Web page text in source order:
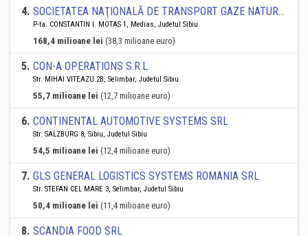
4. SOCIETATEA NAŢIONALĂ DE TRANSPORT GAZE NATURALE TRANSGAZ SA
P-ta. CONSTANTIN I. MOTAS 1, Medias, Judetul Sibiu
168,4 milioane lei (38,3 milioane euro)
5. CON-A OPERATIONS S.R.L.
Str. MIHAI VITEAZU 2B, Selimbar, Judetul Sibiu
55,7 milioane lei (12,7 milioane euro)
6. CONTINENTAL AUTOMOTIVE SYSTEMS SRL
Str. SALZBURG 8, Sibiu, Judetul Sibiu
54,5 milioane lei (12,4 milioane euro)
7. GLS GENERAL LOGISTICS SYSTEMS ROMANIA SRL
Str. STEFAN CEL MARE 3, Selimbar, Judetul Sibiu
50,4 milioane lei (11,4 milioane euro)
8. SCANDIA FOOD SRL